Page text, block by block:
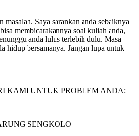
masalah. Saya sarankan anda sebaiknya
membicarakannya soal kuliah anda,
anda lulus terlebih dulu. Masa
hidup bersamanya. Jangan lupa untuk
KAMI UNTUK PROBLEM ANDA:
SENGKOLO